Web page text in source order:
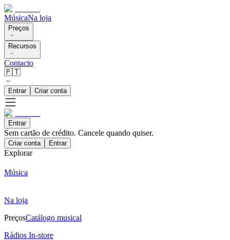
MúsicaNa loja
Preços
Recursos
Contacto
🇵🇹
Entrar Criar conta
Entrar
Sem cartão de crédito. Cancele quando quiser.
Criar conta Entrar
Explorar
Música
Na loja
PreçosCatálogo musical
Rádios In-store